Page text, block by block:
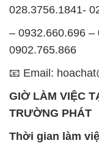
028.3756.1841-
– 0932.660.696 –
0902.765.866
📧 Email:
GIỜ LÀM VIỆC
TRƯỜNG PHÁT
Thời gian làm